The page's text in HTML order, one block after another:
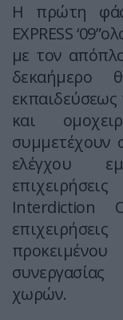
Η πρώτη
EXPRESS
με τον
δεκαήμερο
και
συμμετέχουν
ελέγχου
Interdiction
χωρών.